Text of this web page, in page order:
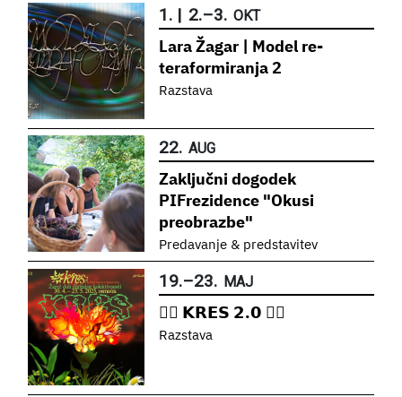
1. | 2.–3. OKT
Lara Žagar | Model re-
teraformiranja 2
Razstava
22. AUG
Zaključni dogodek
PIFrezidence "Okusi
preobrazbe"
Predavanje & predstavitev
19.–23. MAJ
❤️‍🔥 𝗞𝗥𝗘𝗦 𝟮.𝟬 ❤️‍🔥
Razstava